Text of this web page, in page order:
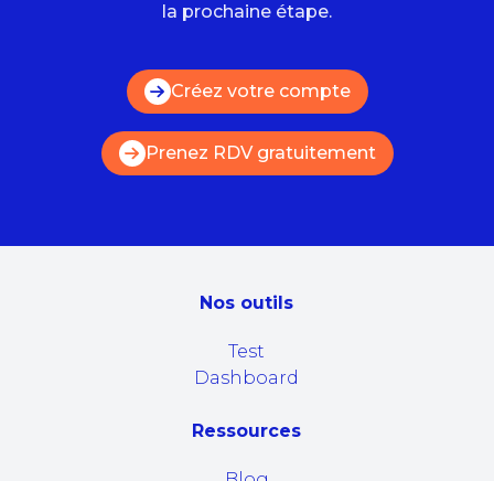
la prochaine étape.
Créez votre compte
Prenez RDV gratuitement
Nos outils
Test
Dashboard
Ressources